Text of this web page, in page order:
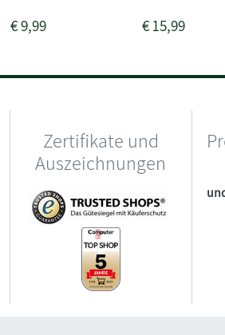
€9,99 €15,99
Zertifikate und
Auszeichnungen